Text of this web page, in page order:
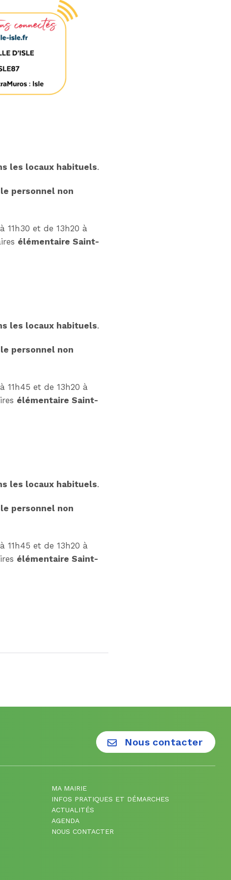
les locaux habituels.
personnel non
11h30 et de 13h20 à
élémentaire Saint-
les locaux habituels.
personnel non
11h45 et de 13h20 à
élémentaire Saint-
les locaux habituels.
personnel non
11h45 et de 13h20 à
élémentaire Saint-
Nous contacter
MA MAIRIE
INFOS PRATIQUES ET DÉMARCHES
ACTUALITÉS
AGENDA
NOUS CONTACTER